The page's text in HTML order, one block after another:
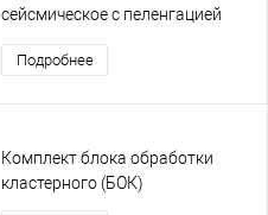
сейсмическое с пеленгацией
Подробнее
Комплект блока обработки
кластерного (БОК)